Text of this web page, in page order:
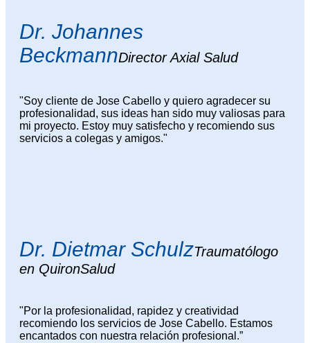
Dr. Johannes
BeckmannDirector Axial Salud
"Soy cliente de Jose Cabello y quiero agradecer su
profesionalidad, sus ideas han sido muy valiosas para
mi proyecto. Estoy muy satisfecho y recomiendo sus
servicios a colegas y amigos."
Dr. Dietmar SchulzTraumatólogo
en QuironSalud
"Por la profesionalidad, rapidez y creatividad
recomiendo los servicios de Jose Cabello. Estamos
encantados con nuestra relación profesional.”